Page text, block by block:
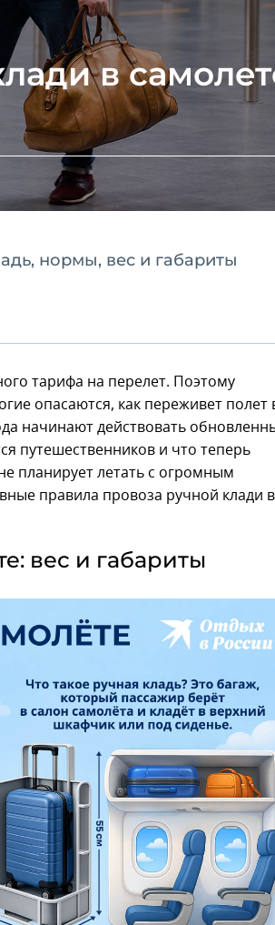
в
нормы, вес и габариты
тарифа на перелет. Поэтому
опасаются, как переживет полет
начинают действовать
путешественников и что теперь
планирует летать с огромным
правила провоза ручной клади в
вес и габариты